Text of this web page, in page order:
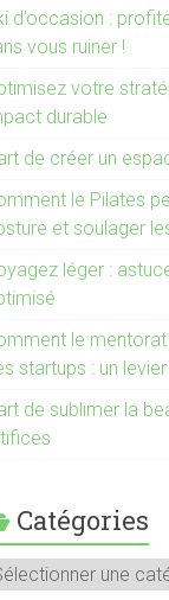
d’occasion :
vous ruiner !
votre
durable
de créer un
le Pilates
et soulager
léger :
le
startups : un
de sublimer la
Catégories